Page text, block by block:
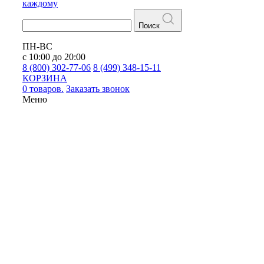
каждому
Поиск
ПН-ВС
с 10:00 до 20:00
8 (800) 302-77-06 8 (499) 348-15-11
КОРЗИНА
0 товаров. Заказать звонок
Меню